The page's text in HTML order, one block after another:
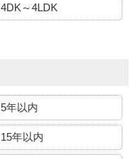
4DK～4LDK
5年以内
15年以内